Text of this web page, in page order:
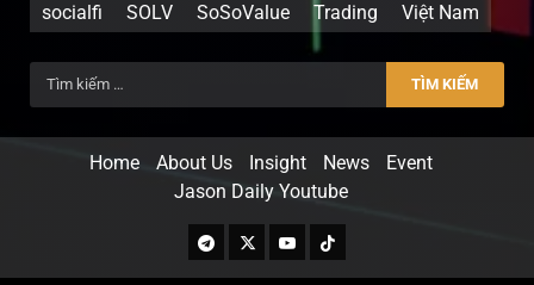
socialfi
SOLV SoSoValue Trading Việt Nam
Home About Us Insight News
Event
Jason Daily Youtube